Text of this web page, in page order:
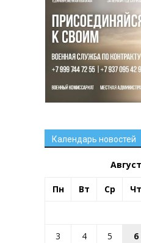
Календарь новостей
Пн Вт Ср Чт
3
4 5 6